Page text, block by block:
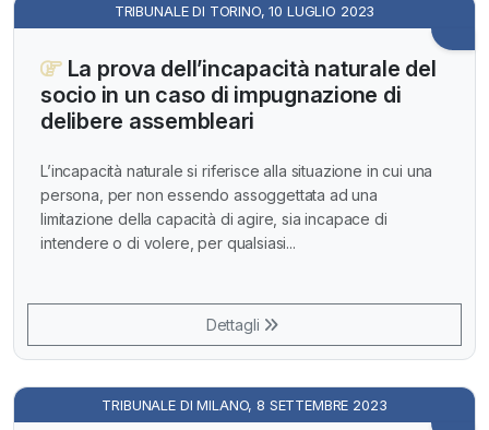
TRIBUNALE DI TORINO, 10 LUGLIO 2023
La prova dell’incapacità naturale del
socio in un caso di impugnazione di
delibere assembleari
L’incapacità naturale si riferisce alla situazione in cui una
persona, per non essendo assoggettata ad una
limitazione della capacità di agire, sia incapace di
intendere o di volere, per qualsiasi...
Dettagli
TRIBUNALE DI MILANO, 8 SETTEMBRE 2023